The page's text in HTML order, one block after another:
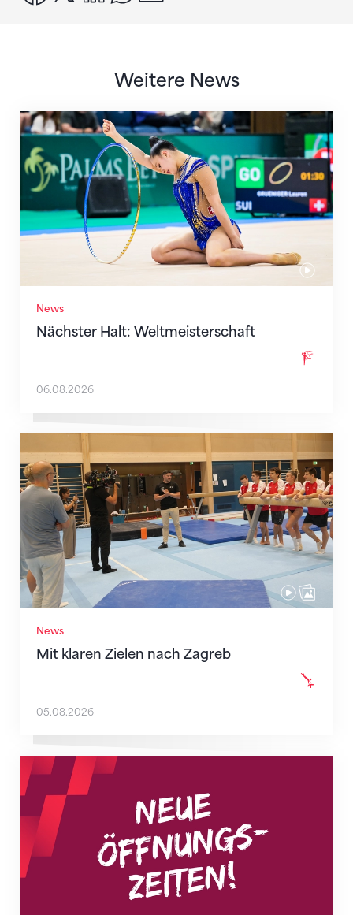
Weitere News
News
Nächster Halt: Weltmeisterschaft
Nächster Halt: Weltmeisterschaft
06.08.2026
News
Mit klaren Zielen nach Zagreb
Mit klaren Zielen nach Zagreb
05.08.2026
Neue Empfangszeiten ab 1. August 2026